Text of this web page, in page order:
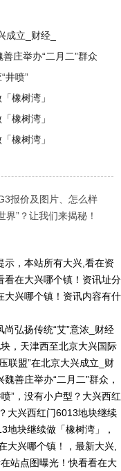
成立_财经_
庄举办“二月二”群众
井喷”
橡树湾」
橡树湾」
橡树湾」
报价及图片、怎么样
”？让我们来揭秘！
示，本站所有大兴,看在资
看在大兴哪个镇！资讯址分
大兴哪个镇！资讯内容有什
弘扬传统“艾”意浓_财经
，天津西至北京大兴国际
联盟”在北京大兴成立_财
善庄举办“二月二”群众，
”，没有小户型？大兴西红
大兴西红门6013地块继续
地块继续做「橡树湾」，
大兴哪个镇！，最新大兴,
站点图曝光！快看看在大